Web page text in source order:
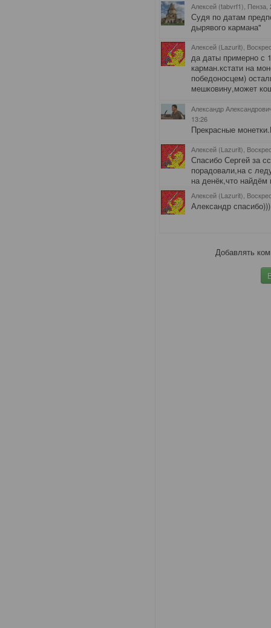
Алексей (tabvrf1), Пенза
Судя по датам
дырявого кармана"
Алексей (Lazurit),
да даты примерно с
карман.кстати на
победоносцем)
мешковину,может
Александр
13:26
Прекрасные
Алексей (Lazurit),
Спасибо Сергей за
порадовали,на с
на денёк,что
Алексей (Lazurit),
Александр спасибо)))
Добавлять